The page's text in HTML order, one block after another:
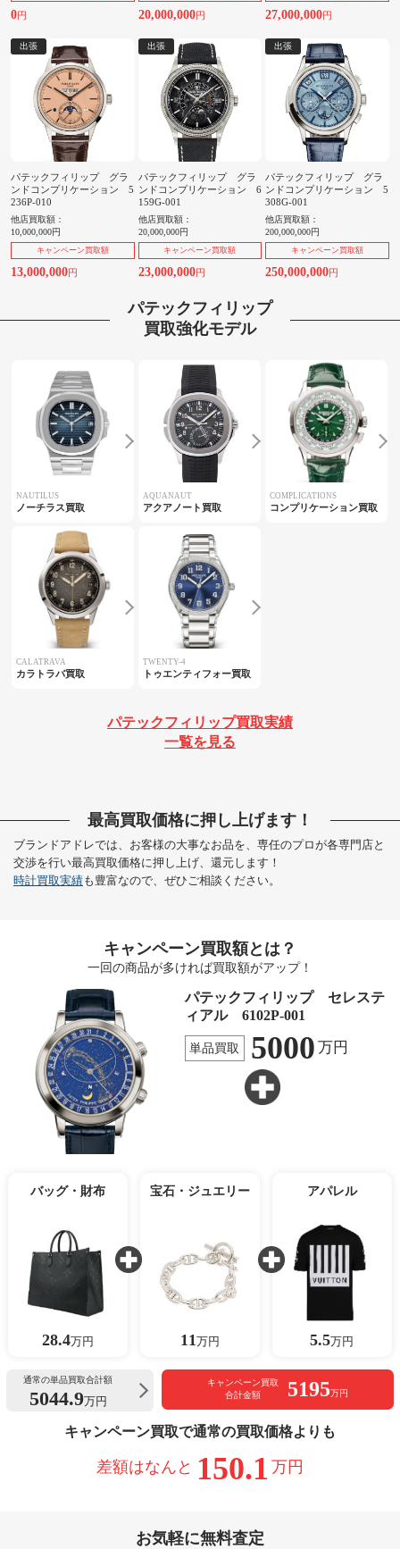
0円 20,000,000円 27,000,000円
出張
パテックフィリップ グラ
ンドコンプリケーション 5
236P-010
他店買取額：
10,000,000円
キャンペーン買取額
13,000,000円
出張
パテックフィリップ グラ
ンドコンプリケーション 6
159G-001
他店買取額：
20,000,000円
キャンペーン買取額
23,000,000円
出張
パテックフィリップ グラ
ンドコンプリケーション 5
308G-001
他店買取額：
200,000,000円
キャンペーン買取額
250,000,000円
パテックフィリップ
買取強化モデル
NAUTILUS
ノーチラス買取
AQUANAUT
アクアノート買取
COMPLICATIONS
コンプリケーション買取
CALATRAVA
カラトラバ買取
TWENTY-4
トゥエンティフォー買取
パテックフィリップ買取実績
一覧を見る
最高買取価格に押し上げます！
ブランドアドレでは、お客様の大事なお品を、専任のプロが各専門店と
交渉を行い最高買取価格に押し上げ、還元します！
時計買取実績も豊富なので、ぜひご相談ください。
キャンペーン買取額とは？
一回の商品が多ければ買取額がアップ！
パテックフィリップ セレステ
ィアル 6102P-001
単品買取 5000 万円
バッグ・財布
28.4万円
宝石・ジュエリー
11万円
アパレル
5.5万円
通常の単品買取合計額
5044.9万円
キャンペーン買取
合計金額
5195万円
キャンペーン買取で通常の買取価格よりも
差額はなんと 150.1 万円
お気軽に無料査定